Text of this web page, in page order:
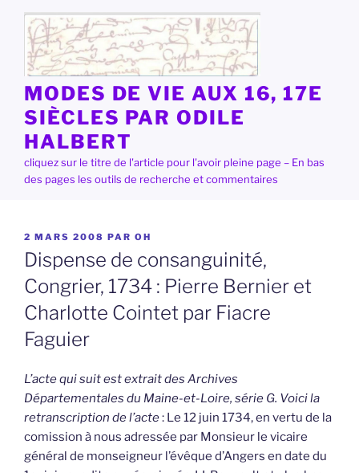
contenu
principal
MODES DE VIE AUX 16, 17E
SIÈCLES PAR ODILE
HALBERT
cliquez sur le titre de l'article pour l'avoir pleine page – En bas
des pages les outils de recherche et commentaires
PUBLIÉ
LE
2 MARS 2008 PAR OH
Dispense de consanguinité,
Congrier, 1734 : Pierre Bernier et
Charlotte Cointet par Fiacre
Faguier
L’acte qui suit est extrait des Archives
Départementales du Maine-et-Loire, série G. Voici la
retranscription de l’acte: Le 12 juin 1734, en vertu de la
comission à nous adressée par Monsieur le vicaire
général de monseigneur l’évêque d’Angers en date du